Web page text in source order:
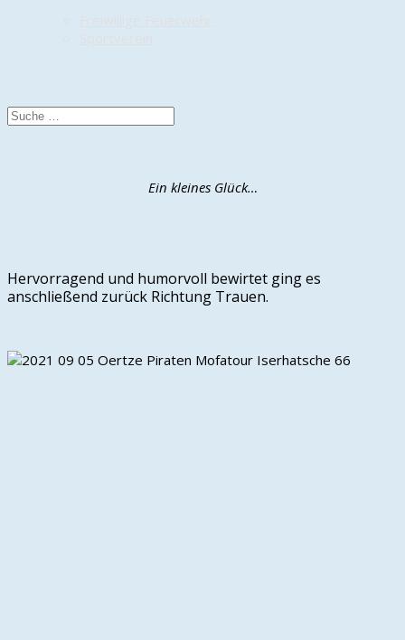
Ein kleines Glück…
Hervorragend und humorvoll bewirtet ging es
anschließend zurück Richtung Trauen.